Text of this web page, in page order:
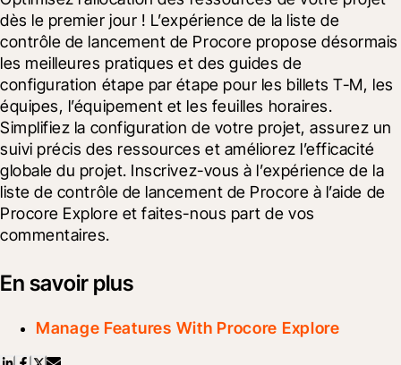
dès le premier jour ! L’expérience de la liste de
contrôle de lancement de Procore propose désormais
les meilleures pratiques et des guides de
configuration étape par étape pour les billets T-M, les
équipes, l’équipement et les feuilles horaires.
Simplifiez la configuration de votre projet, assurez un
suivi précis des ressources et améliorez l’efficacité
globale du projet. Inscrivez-vous à l’expérience de la
liste de contrôle de lancement de Procore à l’aide de
Procore Explore et faites-nous part de vos
commentaires.
En savoir plus
Manage Features With Procore Explore